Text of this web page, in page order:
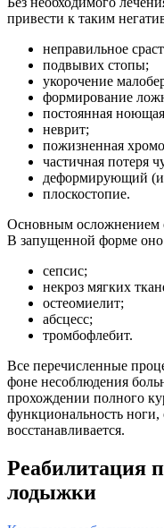
привести к таким
неправильное
подвывих стопы;
укорочение
формирование
постоянная
неврит;
пожизненная
частичная потеря
деформирующий
плоскостопие.
Основным осложнением
В запущенной форме оно
сепсис;
некроз мягких
остеомиелит;
абсцесс;
тромбофлебит.
Все перечисленные
фоне несоблюдения
прохождении полного
функциональность
восстанавливается.
Реабилитация
лодыжки